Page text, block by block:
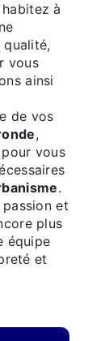
à
qualité,
vous
ainsi
de vos
,
vous
.
et
plus
équipe
et